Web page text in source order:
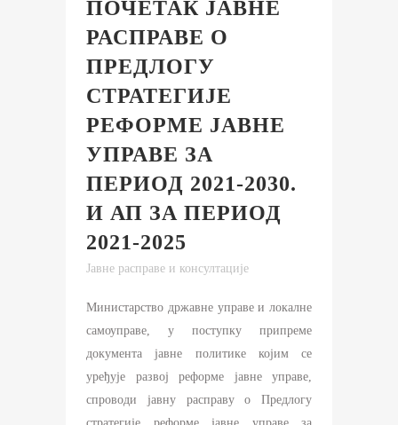
ПОЧЕТАК ЈАВНЕ
РАСПРАВЕ О
ПРЕДЛОГУ
СТРАТЕГИЈЕ
РЕФОРМЕ ЈАВНЕ
УПРАВЕ ЗА
ПЕРИОД 2021-2030.
И АП ЗА ПЕРИОД
2021-2025
Јавне расправе и консултације
Министарство државне управе и локалне
самоуправе, у поступку припреме
документа јавне политике којим се
уређује развој реформе јавне управе,
спроводи јавну расправу о Предлогу